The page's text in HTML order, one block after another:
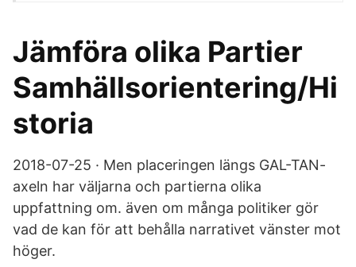
Jämföra olika Partier
Samhällsorientering/Hi
storia
2018-07-25 · Men placeringen längs GAL-TAN-
axeln har väljarna och partierna olika
uppfattning om. även om många politiker gör
vad de kan för att behålla narrativet vänster mot
höger.